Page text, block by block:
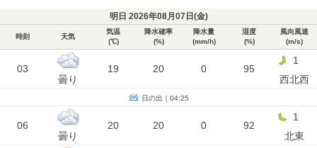
明日 2026年08月07日(金)
時刻 天気
気温
(℃)
降水確率
(%)
降水量
(mm/h)
湿度
(%)
風向風速
(m/s)
03
曇り
19 20 0 95
1
西北西
日の出｜04:25
06
曇り
20 20 0 92
1
北東